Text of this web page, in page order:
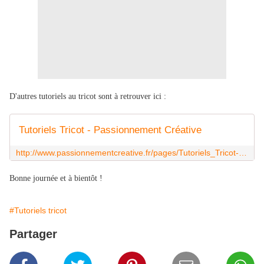
D'autres tutoriels au tricot sont à retrouver ici :
Tutoriels Tricot - Passionnement Créative
Bonne journée et à bientôt !
#Tutoriels tricot
Partager